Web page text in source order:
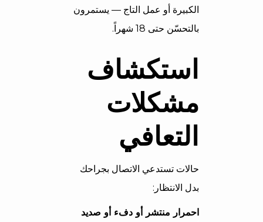
الكبيرة أو عمل التاج — يستمرون
بالتحسّن حتى 18 شهراً.
استكشاف
مشكلات
التعافي
حالات تستدعي الاتصال بجراحك
بدل الانتظار:
احمرار منتشر أو دفء أو صديد